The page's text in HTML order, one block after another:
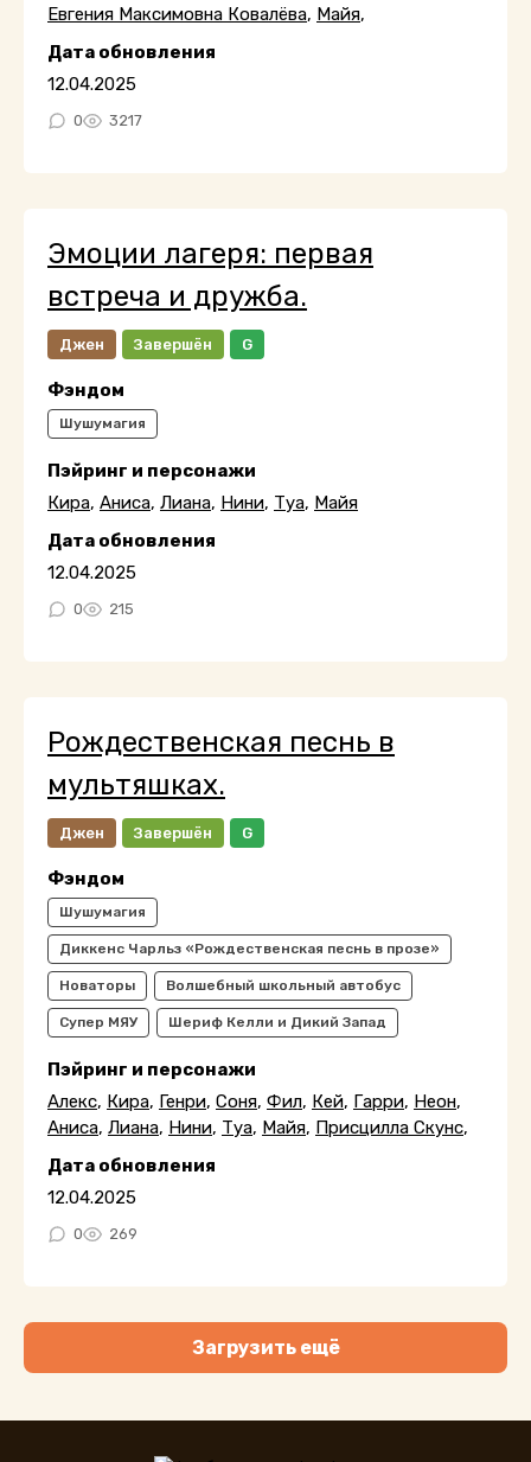
Евгения Максимовна Ковалёва, Майя,
Дата обновления
12.04.2025
0 3217
Эмоции лагеря: первая
встреча и дружба.
Джен Завершён G
Фэндом
Шушумагия
Пэйринг и персонажи
Кира, Аниса, Лиана, Нини, Туа, Майя
Дата обновления
12.04.2025
0 215
Рождественская песнь в
мультяшках.
Джен Завершён G
Фэндом
Шушумагия
Диккенс Чарльз «Рождественская песнь в прозе»
Новаторы Волшебный школьный автобус
Супер МЯУ Шериф Келли и Дикий Запад
Пэйринг и персонажи
Алекс, Кира, Генри, Соня, Фил, Кей, Гарри, Неон,
Аниса, Лиана, Нини, Туа, Майя, Присцилла Скунс,
Дата обновления
12.04.2025
0 269
Загрузить ещё